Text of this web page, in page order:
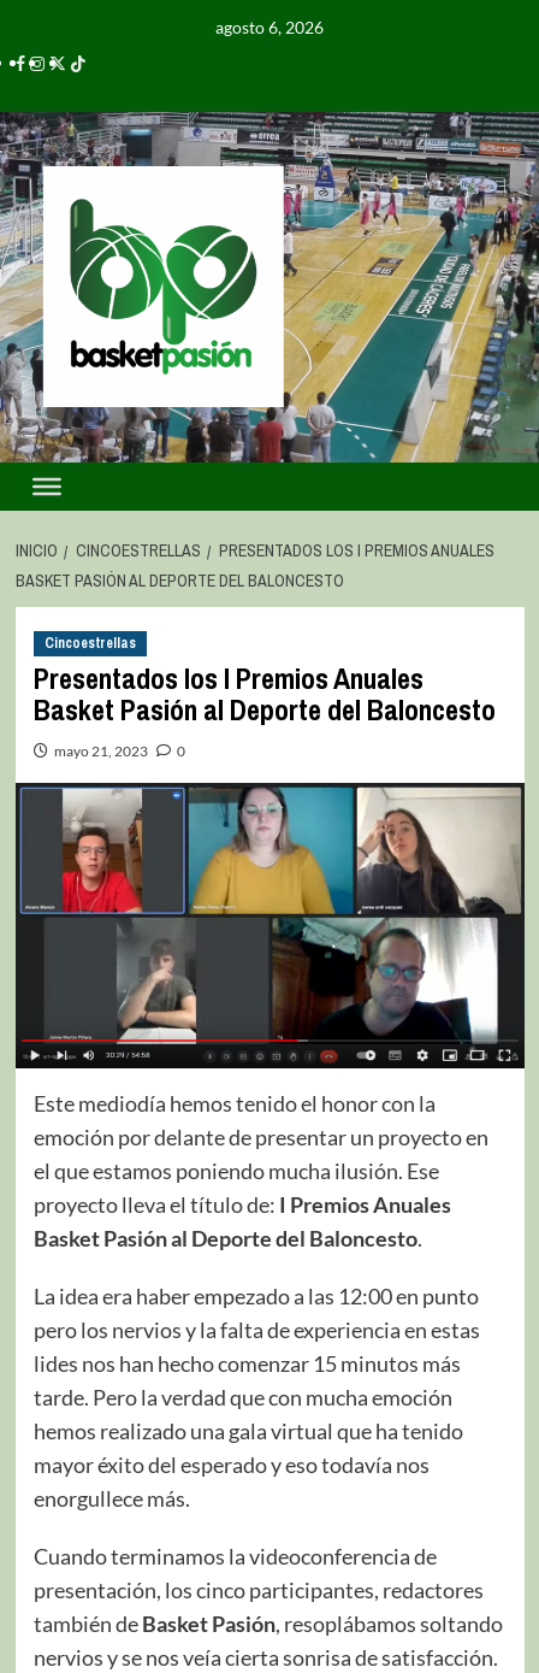
agosto 6, 2026
INICIO CINCOESTRELLAS
PRESENTADOS LOS I PREMIOS ANUALES
BASKET PASIÓN AL DEPORTE DEL BALONCESTO
Cincoestrellas
Presentados los I Premios Anuales
Basket Pasión al Deporte del Baloncesto
mayo 21, 2023 0
Este mediodía hemos tenido el honor con la
emoción por delante de presentar un proyecto en
el que estamos poniendo mucha ilusión. Ese
proyecto lleva el título de: I Premios Anuales
Basket Pasión al Deporte del Baloncesto.
La idea era haber empezado a las 12:00 en punto
pero los nervios y la falta de experiencia en estas
lides nos han hecho comenzar 15 minutos más
tarde. Pero la verdad que con mucha emoción
hemos realizado una gala virtual que ha tenido
mayor éxito del esperado y eso todavía nos
enorgullece más.
Cuando terminamos la videoconferencia de
presentación, los cinco participantes, redactores
también deBasket Pasión, resoplábamos soltando
nervios y se nos veía cierta sonrisa de satisfacción.